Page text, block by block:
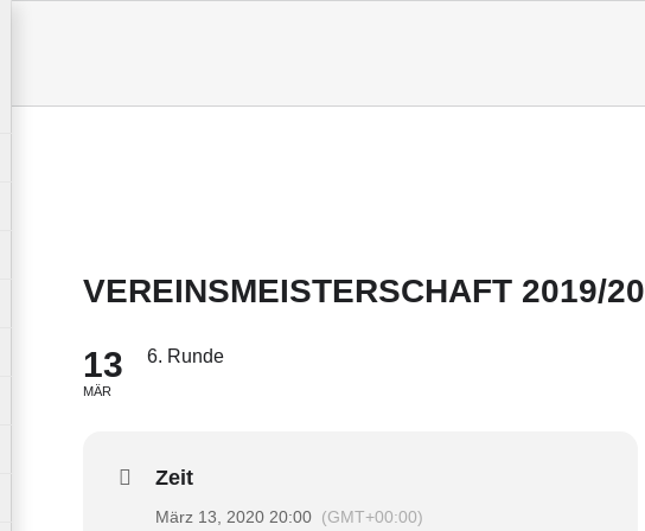
VEREINSMEISTERSCHAFT 2019/20
13
MÄR
6. Runde
Zeit
März 13, 2020 20:00 (GMT+00:00)